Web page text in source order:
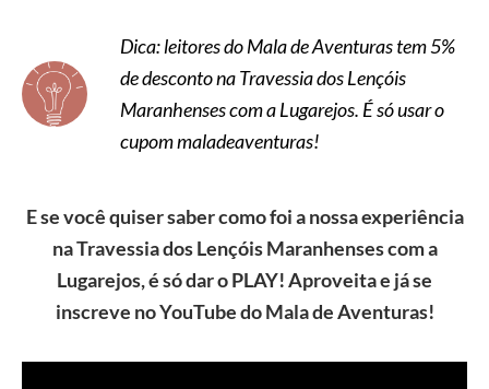
Dica: leitores do Mala de Aventuras tem 5%
de desconto na Travessia dos Lençóis
Maranhenses com a Lugarejos. É só usar o
cupom maladeaventuras!
E se você quiser saber como foi a nossa experiência
na Travessia dos Lençóis Maranhenses com a
Lugarejos, é só dar o PLAY! Aproveita e já se
inscreve no YouTube do Mala de Aventuras!